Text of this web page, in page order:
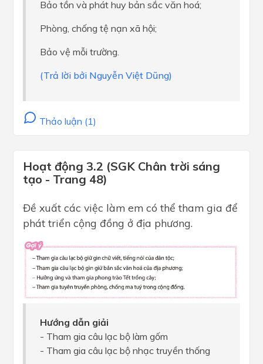
Bảo tồn và phát huy bản sắc văn hoá;
Phòng, chống tệ nạn xã hội;
Bảo vệ mỗi trường.
(Trả lời bởi Nguyễn Việt Dũng)
Thảo luận (1)
Hoạt động 3.2 (SGK Chân trời sáng
tạo - Trang 48)
Đề xuất các việc làm em có thể tham gia để
phát triển cộng đồng ở địa phương.
Hướng dẫn giải
- Tham gia câu lạc bộ làm gốm
- Tham gia câu lạc bộ nhạc truyền thống